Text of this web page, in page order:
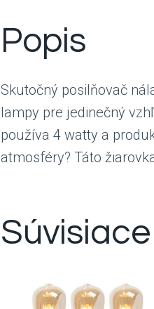
Popis
Skutočný posilňovač
lampy pre jedinečný
používa 4 watty a
atmosféry? Táto